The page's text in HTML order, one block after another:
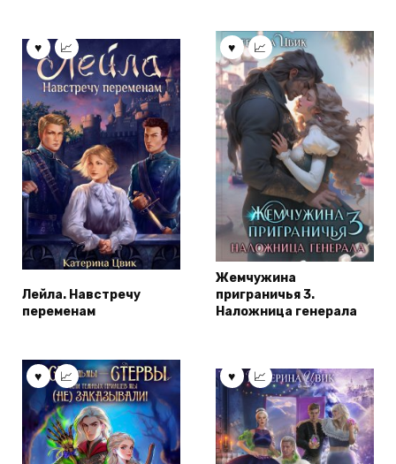
Лейла. Навстречу
переменам
Жемчужина
приграничья 3.
Наложница генерала